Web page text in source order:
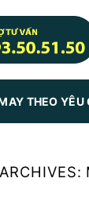
THEO YÊU